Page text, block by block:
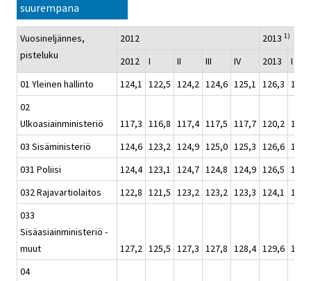
suurempana
Vuosineljännes,
pisteluku
2012 2013 1)
2012 I II III IV 2013
I
01 Yleinen hallinto
124,1 122,5 124,2 124,6 125,1 126,3
02
Ulkoasiainministeriö
117,3 116,8 117,4 117,5 117,7 120,2
03 Sisäministeriö
124,6 123,2 124,9 125,0 125,3 126,6
031 Poliisi
124,4 123,1 124,7 124,8 124,9 126,5
032 Rajavartiolaitos
122,8 121,5 123,2 123,2 123,3 124,1
033
Sisäasiainministeriö -
muut
127,2 125,5 127,3 127,8 128,4 129,6
04